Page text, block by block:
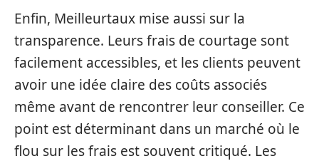
Enfin, Meilleurtaux mise aussi sur la
transparence. Leurs frais de courtage sont
facilement accessibles, et les clients peuvent
avoir une idée claire des coûts associés
même avant de rencontrer leur conseiller. Ce
point est déterminant dans un marché où le
flou sur les frais est souvent critiqué. Les